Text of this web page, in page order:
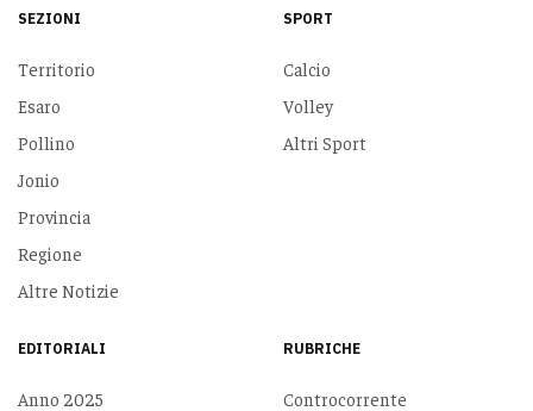
SEZIONI
Territorio
Esaro
Pollino
Jonio
Provincia
Regione
Altre Notizie
SPORT
Calcio
Volley
Altri Sport
EDITORIALI
Anno 2025
RUBRICHE
Controcorrente